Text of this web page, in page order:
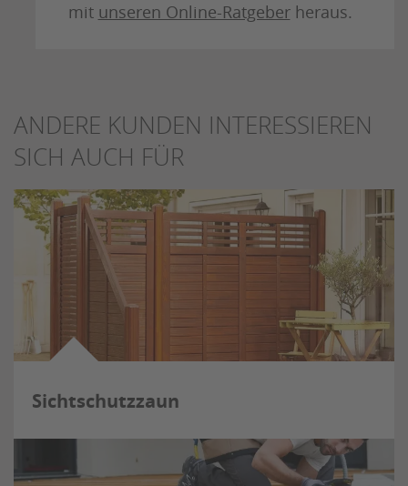
mit unseren Online-Ratgeberheraus.
ANDERE KUNDEN INTERESSIEREN
SICH AUCH FÜR
Sichtschutzzaun